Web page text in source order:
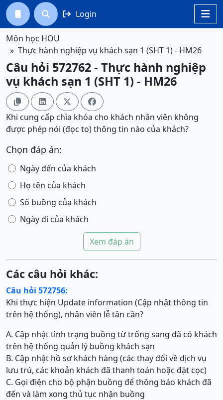

  Login
Môn học HOU
Thực hành nghiệp vụ khách sạn 1 (SHT 1) - HM26
Câu hỏi 572762 - Thực hành nghiệp
vụ khách sạn 1 (SHT 1) - HM26
   
Khi cung cấp chìa khóa cho khách nhân viên không
được phép nói (đọc to) thông tin nào của khách?
Chọn đáp án:
Ngày đến của khách
Họ tên của khách
Số buồng của khách
Ngày đi của khách
Xem đáp án
Các câu hỏi khác:
Câu hỏi 572756:
Khi thực hiện Update information (Cập nhật thông tin
trên hệ thống), nhân viên lễ tân cần?
A. Cập nhật tình trạng buồng từ trống sang đã có khách
trên hệ thống quản lý buồng khách sạn
B. Cập nhật hồ sơ khách hàng (các thay đổi về dịch vụ
lưu trú, các khoản khách đã thanh toán hoặc đặt cọc)
C. Gọi điện cho bộ phận buồng để thông báo khách đã
đến và làm xong thủ tục nhận buồng